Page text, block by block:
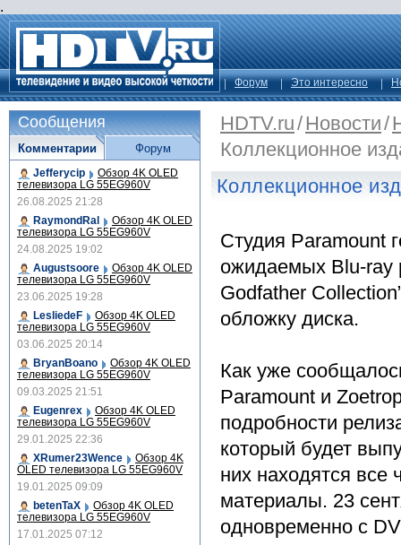
.
Форум Это интересно
HDTV.ru/Новости/
Коллекционное
Коллекционное
Студия Paramount
ожидаемых Blu-ray
Godfather
обложку диска.
Как уже
Paramount и
подробности
который будет
них находятся все
материалы. 23
одновременно с
Сообщения
Комментарии
Jefferycip Обзор 4K OLED
телевизора LG 55EG960V
26.08.2025 21:28
RaymondRal
Обзор 4K OLED
телевизора LG 55EG960V
24.08.2025 19:02
Augustsoore
Обзор 4K OLED
телевизора LG 55EG960V
23.06.2025 19:28
LesliedeF
Обзор 4K OLED
телевизора LG 55EG960V
03.06.2025 20:14
BryanBoano
Обзор 4K OLED
телевизора LG 55EG960V
09.03.2025 21:51
Eugenrex
Обзор 4K OLED
телевизора LG 55EG960V
29.01.2025 22:36
XRumer23Wence
Обзор 4K
OLED телевизора LG 55EG960V
19.01.2025 09:09
betenTaX
Обзор 4K OLED
телевизора LG 55EG960V
17.01.2025 07:12
Форум